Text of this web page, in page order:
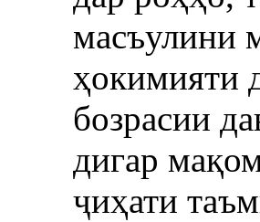
масъулини
ҳокимияти
бозрасии
дигар
ҷиҳати